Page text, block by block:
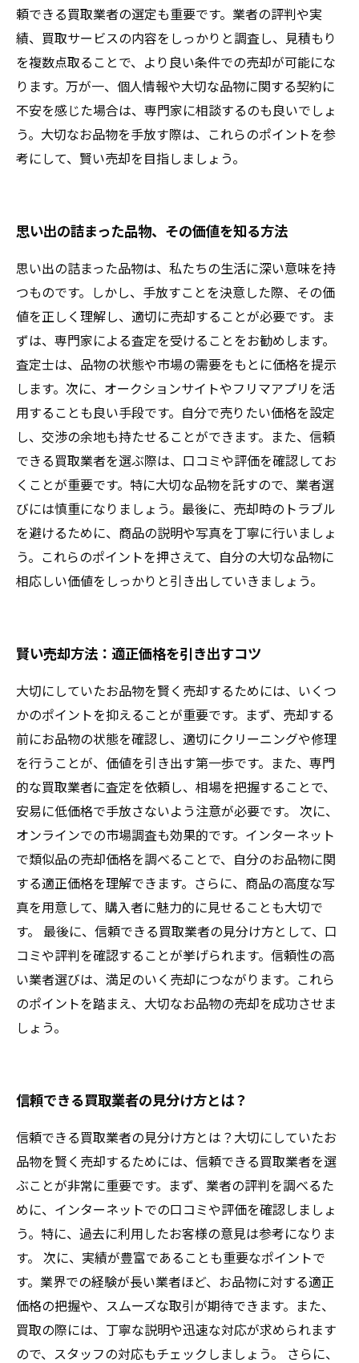
頼できる買取業者の選定も重要です。業者の評判や実
績、買取サービスの内容をしっかりと調査し、見積もり
を複数点取ることで、より良い条件での売却が可能にな
ります。万が一、個人情報や大切な品物に関する契約に
不安を感じた場合は、専門家に相談するのも良いでしょ
う。大切なお品物を手放す際は、これらのポイントを参
考にして、賢い売却を目指しましょう。
思い出の詰まった品物、その価値を知る方法
思い出の詰まった品物は、私たちの生活に深い意味を持
つものです。しかし、手放すことを決意した際、その価
値を正しく理解し、適切に売却することが必要です。ま
ずは、専門家による査定を受けることをお勧めします。
査定士は、品物の状態や市場の需要をもとに価格を提示
します。次に、オークションサイトやフリマアプリを活
用することも良い手段です。自分で売りたい価格を設定
し、交渉の余地も持たせることができます。また、信頼
できる買取業者を選ぶ際は、口コミや評価を確認してお
くことが重要です。特に大切な品物を託すので、業者選
びには慎重になりましょう。最後に、売却時のトラブル
を避けるために、商品の説明や写真を丁寧に行いましょ
う。これらのポイントを押さえて、自分の大切な品物に
相応しい価値をしっかりと引き出していきましょう。
賢い売却方法：適正価格を引き出すコツ
大切にしていたお品物を賢く売却するためには、いくつ
かのポイントを抑えることが重要です。まず、売却する
前にお品物の状態を確認し、適切にクリーニングや修理
を行うことが、価値を引き出す第一歩です。また、専門
的な買取業者に査定を依頼し、相場を把握することで、
安易に低価格で手放さないよう注意が必要です。 次に、
オンラインでの市場調査も効果的です。インターネット
で類似品の売却価格を調べることで、自分のお品物に関
する適正価格を理解できます。さらに、商品の高度な写
真を用意して、購入者に魅力的に見せることも大切で
す。 最後に、信頼できる買取業者の見分け方として、口
コミや評判を確認することが挙げられます。信頼性の高
い業者選びは、満足のいく売却につながります。これら
のポイントを踏まえ、大切なお品物の売却を成功させま
しょう。
信頼できる買取業者の見分け方とは？
信頼できる買取業者の見分け方とは？大切にしていたお
品物を賢く売却するためには、信頼できる買取業者を選
ぶことが非常に重要です。まず、業者の評判を調べるた
めに、インターネットでの口コミや評価を確認しましょ
う。特に、過去に利用したお客様の意見は参考になりま
す。 次に、実績が豊富であることも重要なポイントで
す。業界での経験が長い業者ほど、お品物に対する適正
価格の把握や、スムーズな取引が期待できます。また、
買取の際には、丁寧な説明や迅速な対応が求められます
ので、スタッフの対応もチェックしましょう。 さらに、